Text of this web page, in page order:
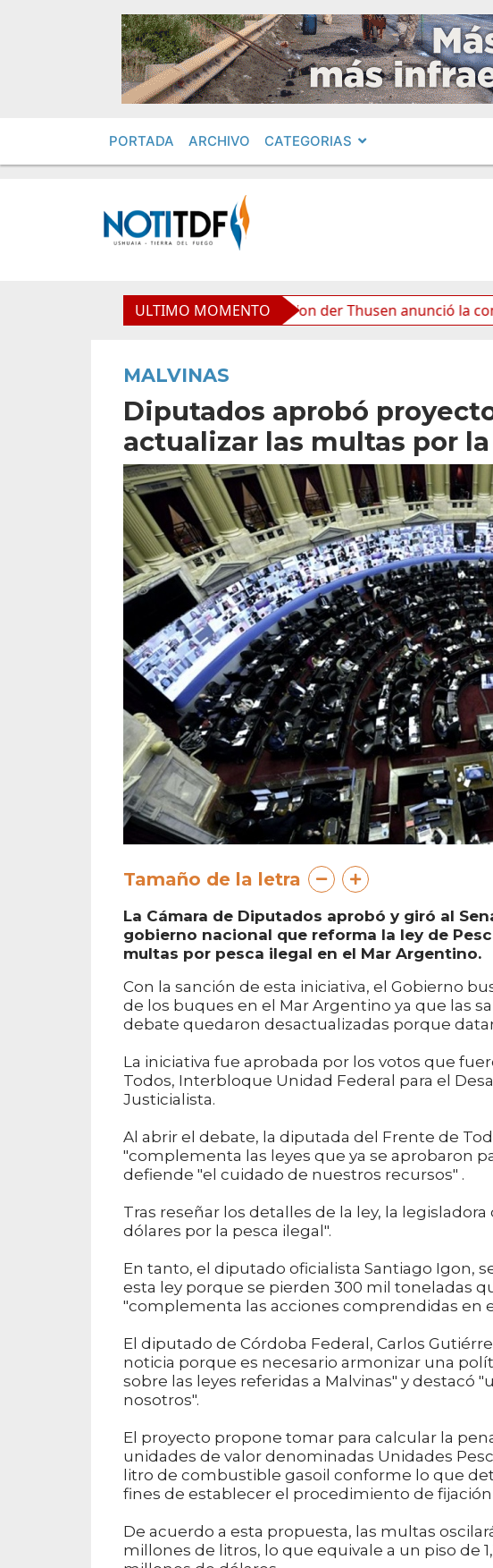
PORTADA ARCHIVO CATEGORIAS
ULTIMO MOMENTO
afirmó Becerra Von der Thusen anunció la
MALVINAS
Diputados aprobó
actualizar las multas por
Tamaño de la letra
La Cámara de Diputados aprobó y giró al
gobierno nacional que reforma la ley de
multas por pesca ilegal en el Mar Argentino.
Con la sanción de esta iniciativa, el Gobierno
de los buques en el Mar Argentino ya que las
debate quedaron desactualizadas porque
La iniciativa fue aprobada por los votos que
Todos, Interbloque Unidad Federal para el
Justicialista.
Al abrir el debate, la diputada del Frente de
"complementa las leyes que ya se aprobaron
defiende "el cuidado de nuestros recursos" .
Tras reseñar los detalles de la ley, la
dólares por la pesca ilegal".
En tanto, el diputado oficialista Santiago Igon,
esta ley porque se pierden 300 mil toneladas
"complementa las acciones comprendidas en
El diputado de Córdoba Federal, Carlos
noticia porque es necesario armonizar una
sobre las leyes referidas a Malvinas" y destacó
nosotros".
El proyecto propone tomar para calcular la
unidades de valor denominadas Unidades
litro de combustible gasoil conforme lo que
fines de establecer el procedimiento de
De acuerdo a esta propuesta, las multas
millones de litros, lo que equivale a un piso de